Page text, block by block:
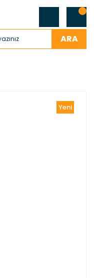
ARA
Yeni